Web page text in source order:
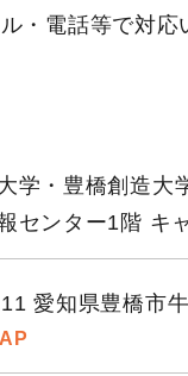
・電話等で対応
学・豊橋創造大
センター1階 キ
愛知県豊橋市